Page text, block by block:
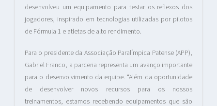
desenvolveu um equipamento para testar os reflexos dos
jogadores, inspirado em tecnologias utilizadas por pilotos
de Fórmula 1 e atletas de alto rendimento.
Para o presidente da Associação Paralímpica Patense (APP),
Gabriel Franco, a parceria representa um avanço importante
para o desenvolvimento da equipe. “Além da oportunidade
de desenvolver novos recursos para os nossos
treinamentos, estamos recebendo equipamentos que são